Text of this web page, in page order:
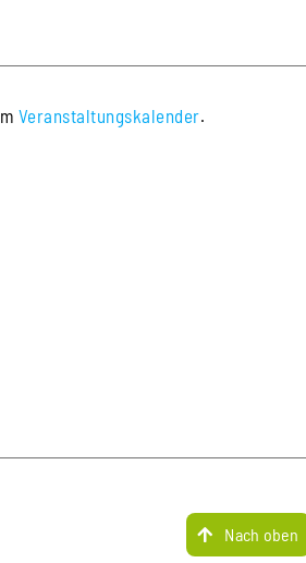
Veranstaltungskalender.
Nach oben